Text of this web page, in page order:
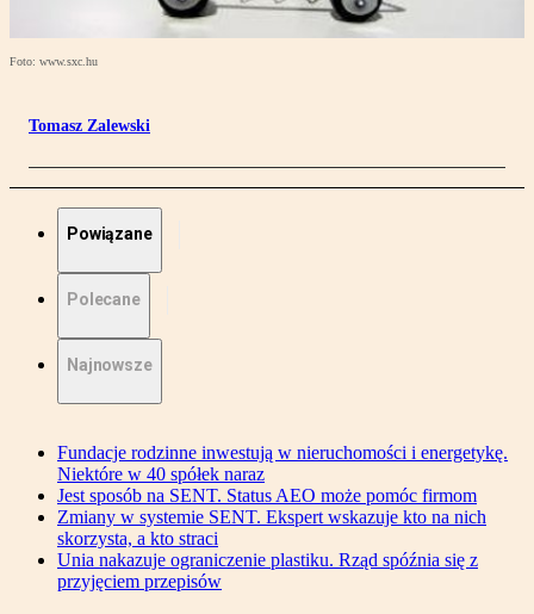
Foto: www.sxc.hu
Tomasz Zalewski
Powiązane
Polecane
Najnowsze
Fundacje rodzinne inwestują w nieruchomości i energetykę.
Niektóre w 40 spółek naraz
Jest sposób na SENT. Status AEO może pomóc firmom
Zmiany w systemie SENT. Ekspert wskazuje kto na nich
skorzysta, a kto straci
Unia nakazuje ograniczenie plastiku. Rząd spóźnia się z
przyjęciem przepisów